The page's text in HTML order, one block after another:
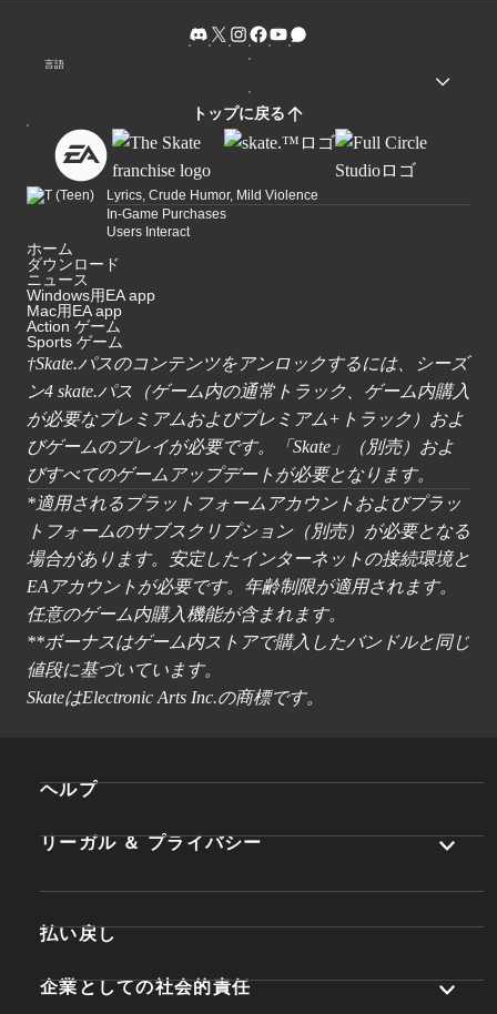
言語
トップに戻る
Lyrics, Crude Humor, Mild Violence
In-Game Purchases
Users Interact
ホーム
ダウンロード
ニュース
Windows用EA app
Mac用EA app
Action ゲーム
Sports ゲーム
†Skate.パスのコンテンツをアンロックするには、シーズ
ン4 skate.パス（ゲーム内の通常トラック、ゲーム内購入
が必要なプレミアムおよびプレミアム+トラック）およ
びゲームのプレイが必要です。「Skate」（別売）およ
びすべてのゲームアップデートが必要となります。
*適用されるプラットフォームアカウントおよびプラッ
トフォームのサブスクリプション（別売）が必要となる
場合があります。安定したインターネットの接続環境と
EAアカウントが必要です。年齢制限が適用されます。
任意のゲーム内購入機能が含まれます。
**ボーナスはゲーム内ストアで購入したバンドルと同じ
値段に基づいています。
SkateはElectronic Arts Inc.の商標です。
ヘルプ
リーガル ＆ プライバシー
払い戻し
企業としての社会的責任